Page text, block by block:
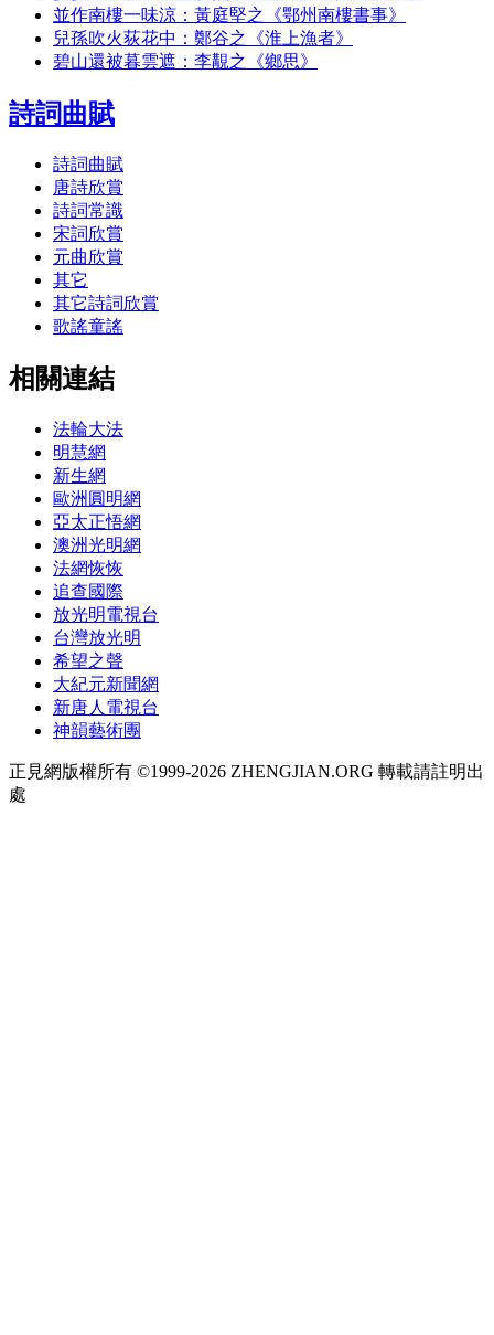
並作南樓一味涼：黃庭堅之《鄂州南樓書事》
兒孫吹火荻花中：鄭谷之《淮上漁者》
碧山還被暮雲遮：李覯之《鄉思》
詩詞曲賦
詩詞曲賦
唐詩欣賞
詩詞常識
宋詞欣賞
元曲欣賞
其它
其它詩詞欣賞
歌謠童謠
相關連結
法輪大法
明慧網
新生網
歐洲圓明網
亞太正悟網
澳洲光明網
法網恢恢
追查國際
放光明電視台
台灣放光明
希望之聲
大紀元新聞網
新唐人電視台
神韻藝術團
正見網版權所有 ©1999-2026 ZHENGJIAN.ORG 轉載請註明出
處